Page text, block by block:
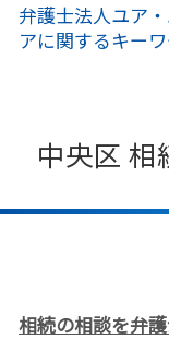
弁護士法人ユア
アに関するキー
中央区 相
相続の相談を弁